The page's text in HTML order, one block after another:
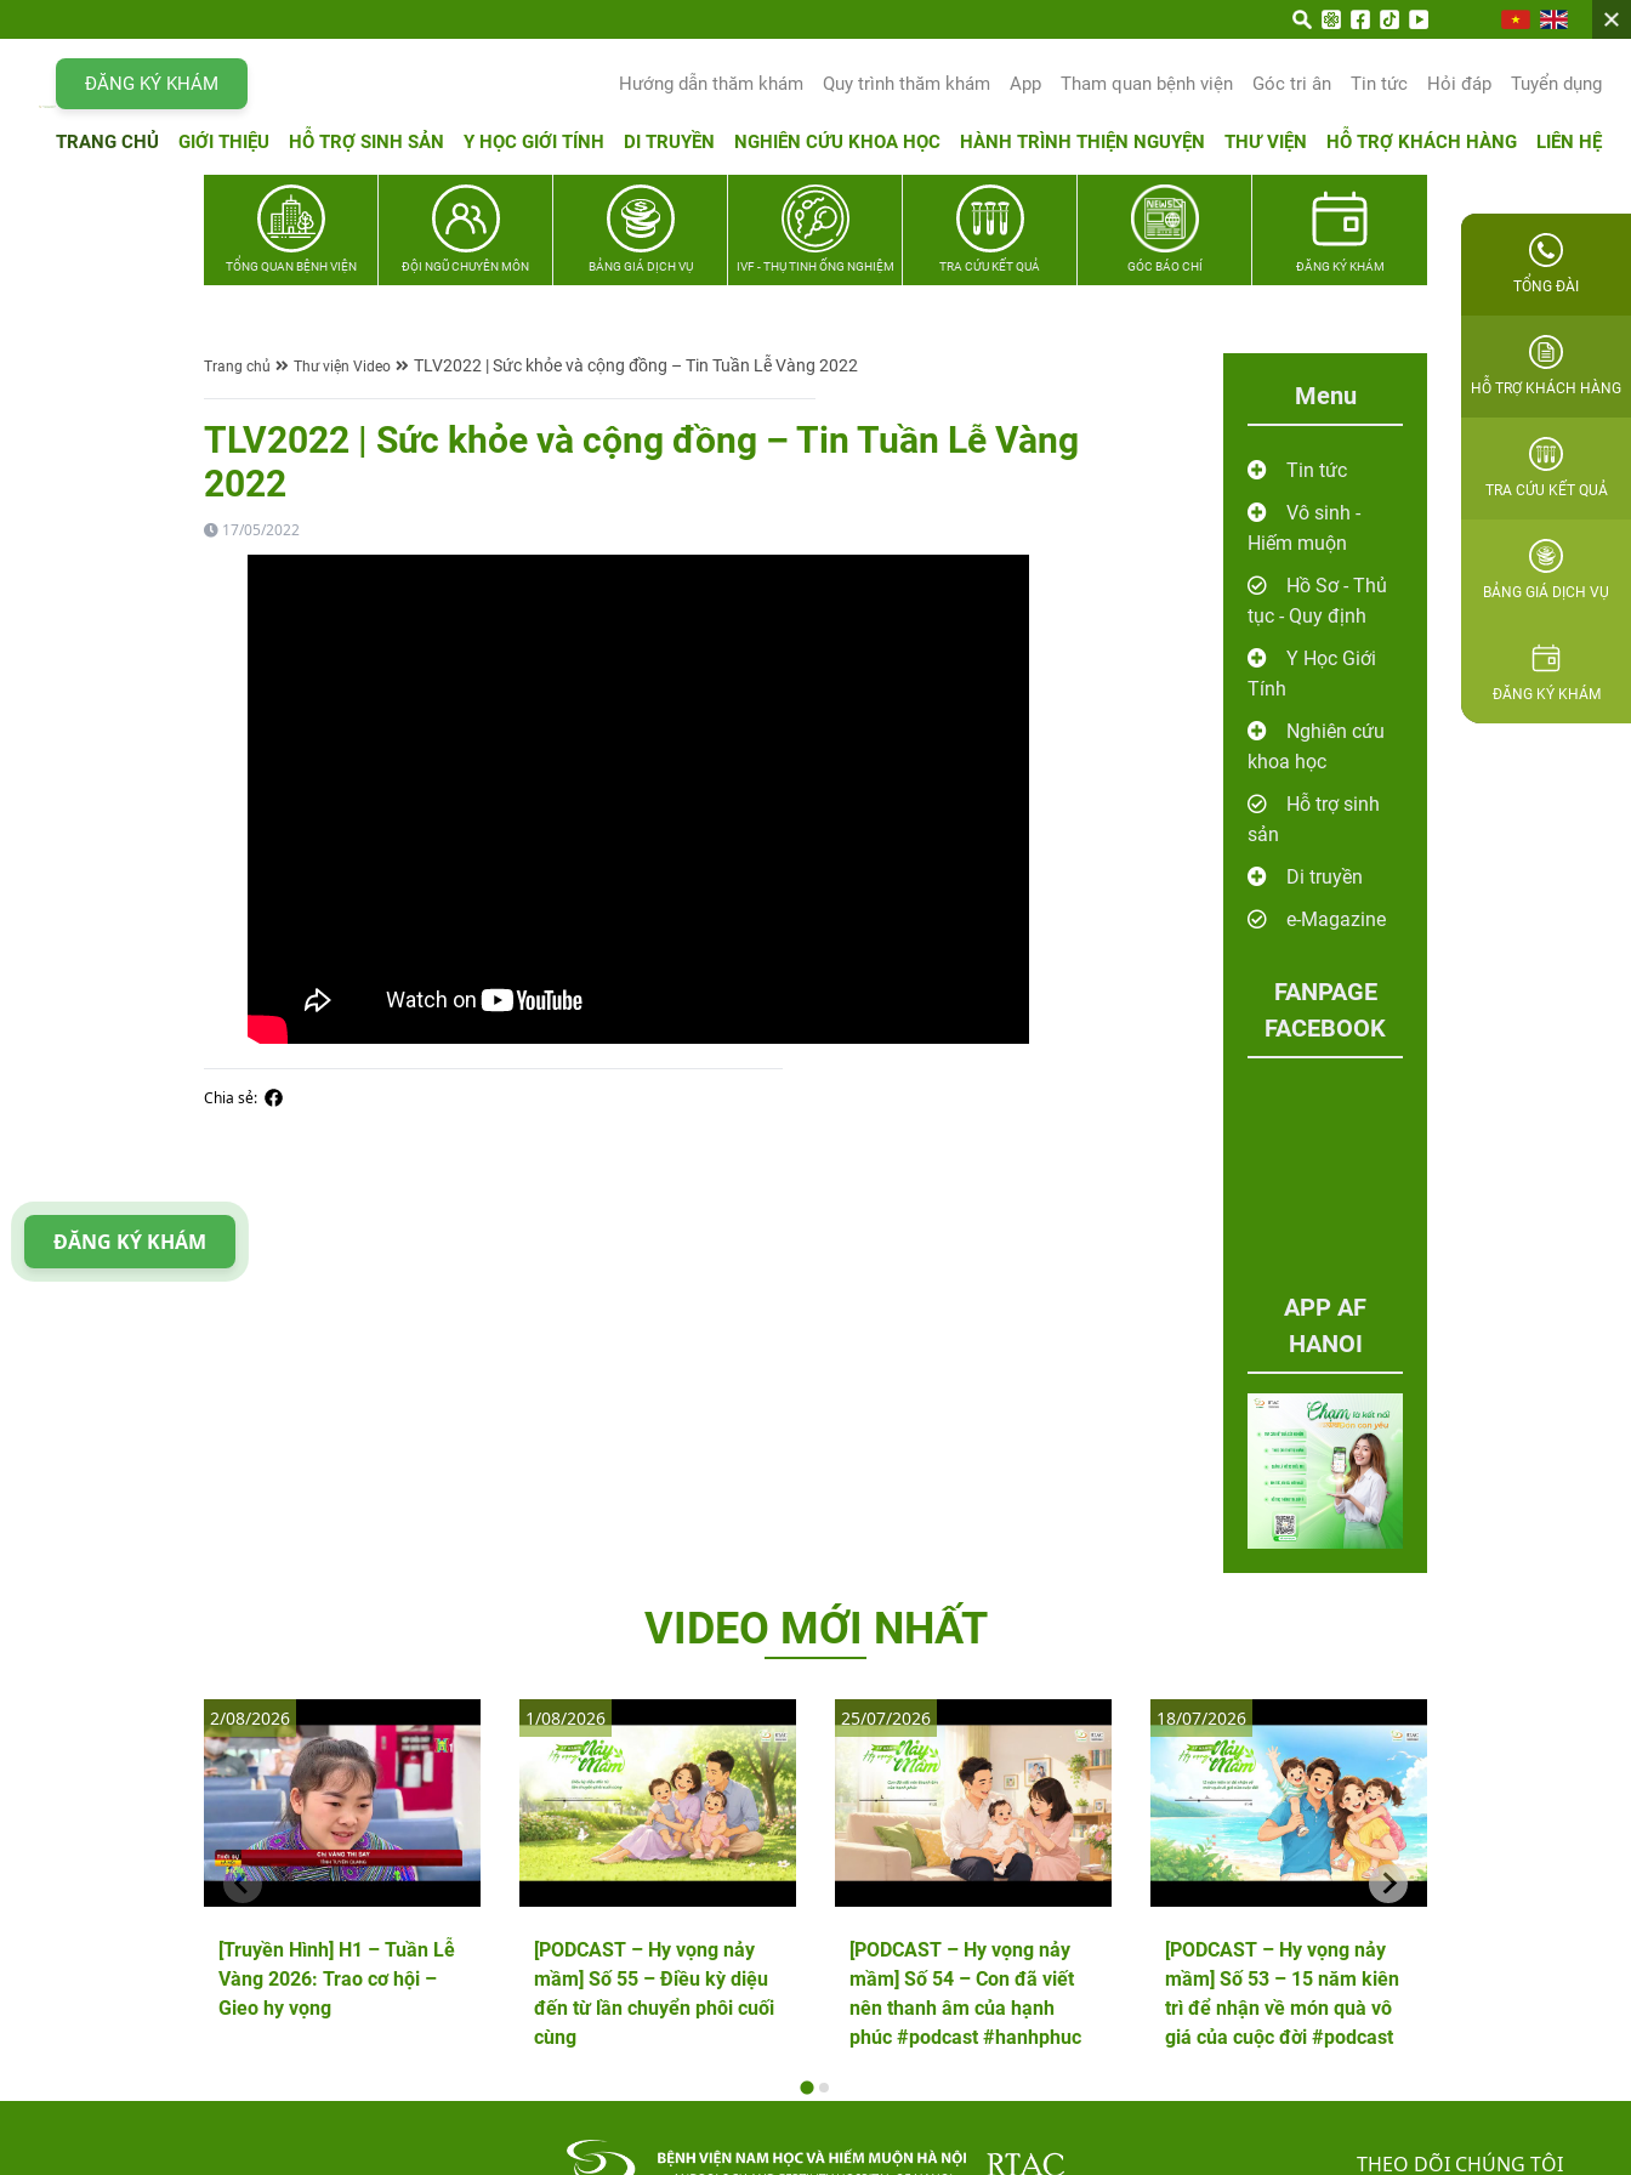
ĐĂNG KÝ KHÁM Hướng dẫn thăm khám Quy trình thăm khám App Tham quan bệnh viện Góc tri ân Tin tức Hỏi đáp Tuyển dụng
TRANG CHỦ GIỚI THIỆU HỖ TRỢ SINH SẢN Y HỌC GIỚI TÍNH DI TRUYỀN NGHIÊN CỨU KHOA HỌC HÀNH TRÌNH THIỆN NGUYỆN THƯ VIỆN HỖ TRỢ KHÁCH HÀNG LIÊN HỆ
TỔNG QUAN BỆNH VIỆN ĐỘI NGŨ CHUYÊN MÔN BẢNG GIÁ DỊCH VỤ IVF - THỤ TINH ỐNG NGHIỆM TRA CỨU KẾT QUẢ GÓC BÁO CHÍ ĐĂNG KÝ KHÁM
Trang chủ Thư viện Video TLV2022 | Sức khỏe và cộng đồng – Tin Tuần Lễ Vàng 2022
TLV2022 | Sức khỏe và cộng đồng – Tin Tuần Lễ Vàng
2022
17/05/2022
Chia sẻ:
Menu
Tin tức
Vô sinh -
Hiếm muộn
Hồ Sơ - Thủ
tục - Quy định
Y Học Giới
Tính
Nghiên cứu
khoa học
Hỗ trợ sinh
sản
Di truyền
e-Magazine
FANPAGE
FACEBOOK
APP AF
HANOI
VIDEO MỚI NHẤT
[Truyền Hình] H1 – Tuần Lễ
Vàng 2026: Trao cơ hội –
Gieo hy vọng
2/08/2026
[PODCAST – Hy vọng nảy
mầm] Số 55 – Điều kỳ diệu
đến từ lần chuyển phôi cuối
cùng
1/08/2026
[PODCAST – Hy vọng nảy
mầm] Số 54 – Con đã viết
nên thanh âm của hạnh
phúc #podcast #hanhphuc
25/07/2026
[PODCAST – Hy vọng nảy
mầm] Số 53 – 15 năm kiên
trì để nhận về món quà vô
giá của cuộc đời #podcast
18/07/2026
THEO DÕI CHÚNG TÔI
TỔNG ĐÀI
HỖ TRỢ KHÁCH HÀNG
TRA CỨU KẾT QUẢ
BẢNG GIÁ DỊCH VỤ
ĐĂNG KÝ KHÁM
ĐĂNG KÝ KHÁM